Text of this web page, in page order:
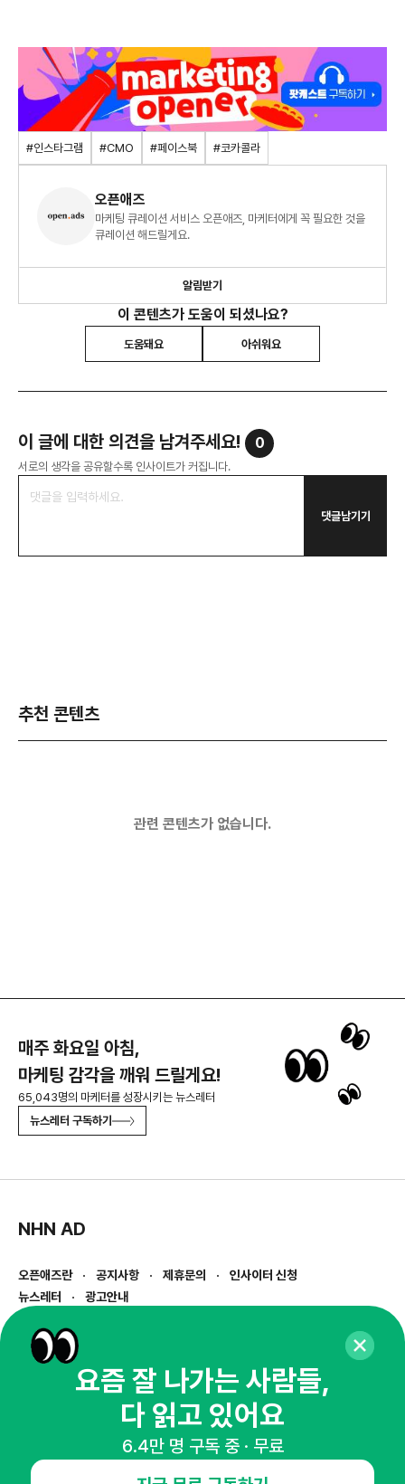
#인스타그램 #CMO #페이스북 #코카콜라
오픈애즈
마케팅 큐레이션 서비스 오픈애즈, 마케터에게 꼭 필요한 것을
큐레이션 해드릴게요.
알림받기
이 콘텐츠가 도움이 되셨나요?
도움돼요 아쉬워요
이 글에 대한 의견을 남겨주세요! 0
서로의 생각을 공유할수록 인사이트가 커집니다.
댓글남기기
추천 콘텐츠
관련 콘텐츠가 없습니다.
매주 화요일 아침,
마케팅 감각을 깨워 드릴게요!
65,043명의 마케터를 성장시키는 뉴스레터
뉴스레터 구독하기
NHN AD
오픈애즈란 공지사항 제휴문의
인사이터 신청
뉴스레터
광고안내
경기도 성남시 분당구 대왕판교로645번길 16
사업자등록번호 : 144-81-27690(
통신판매업신고번호 : 2014-경기성남-1023
호스팅서비스사업자 : 오픈애즈
1800-2198
openads@openads.co.kr
요즘 잘 나가는 사람들,
다 읽고 있어요
6.4만 명 구독 중 · 무료